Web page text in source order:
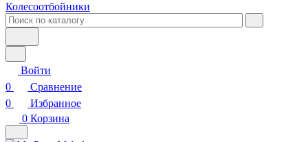
Колесоотбойники
Войти
0
Сравнение
0
Избранное
0 Корзина